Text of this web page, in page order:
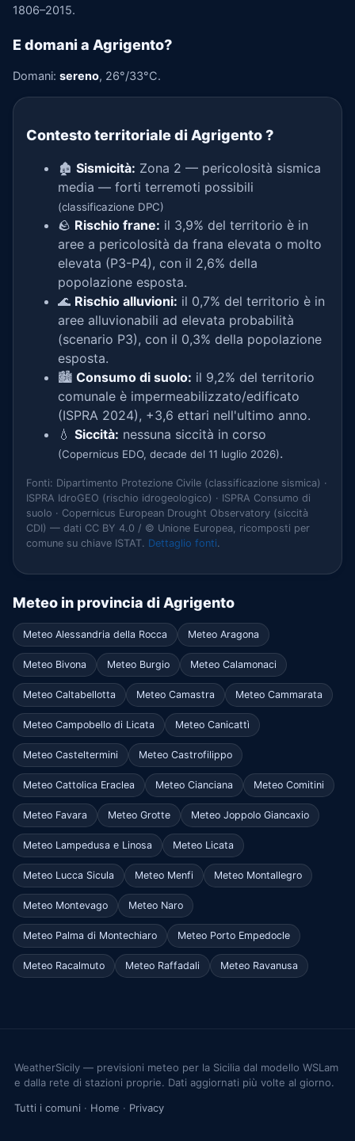
1806–2015.
E domani a Agrigento?
Domani: sereno, 26°/33°C.
Contesto territoriale di Agrigento?
🏚️ Sismicità: Zona 2 — pericolosità sismica
media — forti terremoti possibili
(classificazione DPC)
🪨 Rischio frane: il 3,9% del territorio è in
aree a pericolosità da frana elevata o molto
elevata (P3-P4), con il 2,6% della
popolazione esposta.
🌊 Rischio alluvioni: il 0,7% del territorio è in
aree alluvionabili ad elevata probabilità
(scenario P3), con il 0,3% della popolazione
esposta.
🏙️ Consumo di suolo: il 9,2% del territorio
comunale è impermeabilizzato/edificato
(ISPRA 2024), +3,6 ettari nell'ultimo anno.
💧 Siccità: nessuna siccità in corso
(Copernicus EDO, decade del 11 luglio 2026).
Fonti: Dipartimento Protezione Civile (classificazione sismica) ·
ISPRA IdroGEO (rischio idrogeologico) · ISPRA Consumo di
suolo · Copernicus European Drought Observatory (siccità
CDI) — dati CC BY 4.0 / © Unione Europea, ricomposti per
comune su chiave ISTAT. Dettaglio fonti.
Meteo in provincia di Agrigento
Meteo Alessandria della Rocca Meteo Aragona
Meteo Bivona Meteo Burgio Meteo Calamonaci
Meteo Caltabellotta Meteo Camastra Meteo Cammarata
Meteo Campobello di Licata Meteo Canicattì
Meteo Casteltermini Meteo Castrofilippo
Meteo Cattolica Eraclea Meteo Cianciana Meteo Comitini
Meteo Favara Meteo Grotte Meteo Joppolo Giancaxio
Meteo Lampedusa e Linosa Meteo Licata
Meteo Lucca Sicula Meteo Menfi Meteo Montallegro
Meteo Montevago Meteo Naro
Meteo Palma di Montechiaro Meteo Porto Empedocle
Meteo Racalmuto Meteo Raffadali Meteo Ravanusa
WeatherSicily — previsioni meteo per la Sicilia dal modello WSLam
e dalla rete di stazioni proprie. Dati aggiornati più volte al giorno.
Tutti i comuni · Home · Privacy